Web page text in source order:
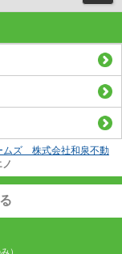
ムズ 株式会社和泉不動
）